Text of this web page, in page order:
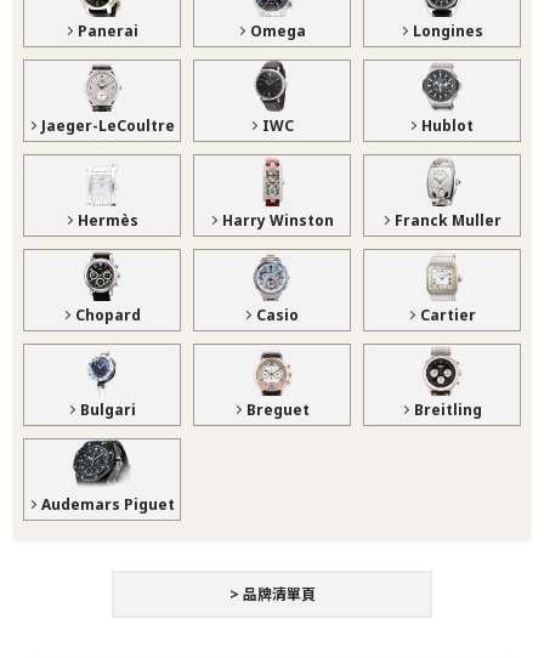
Panerai Omega Longines
Jaeger-LeCoultre IWC Hublot
Hermès Harry Winston Franck Muller
Chopard Casio Cartier
Bulgari Breguet Breitling
Audemars Piguet
> 品牌清單頁